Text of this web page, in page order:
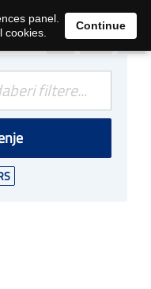
0
panel.
cookies.
Continue